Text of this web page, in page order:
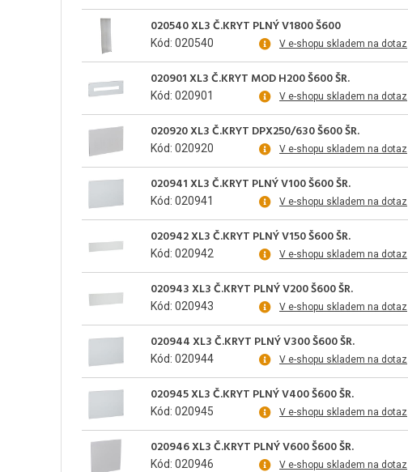
020540 XL3 Č.KRYT PLNÝ V1800 Š600
Kód: 020540 V e-shopu skladem na dotaz
020901 XL3 Č.KRYT MOD H200 Š600 ŠR.
Kód: 020901 V e-shopu skladem na dotaz
020920 XL3 Č.KRYT DPX250/630 Š600 ŠR.
Kód: 020920 V e-shopu skladem na dotaz
020941 XL3 Č.KRYT PLNÝ V100 Š600 ŠR.
Kód: 020941 V e-shopu skladem na dotaz
020942 XL3 Č.KRYT PLNÝ V150 Š600 ŠR.
Kód: 020942 V e-shopu skladem na dotaz
020943 XL3 Č.KRYT PLNÝ V200 Š600 ŠR.
Kód: 020943 V e-shopu skladem na dotaz
020944 XL3 Č.KRYT PLNÝ V300 Š600 ŠR.
Kód: 020944 V e-shopu skladem na dotaz
020945 XL3 Č.KRYT PLNÝ V400 Š600 ŠR.
Kód: 020945 V e-shopu skladem na dotaz
020946 XL3 Č.KRYT PLNÝ V600 Š600 ŠR.
Kód: 020946 V e-shopu skladem na dotaz